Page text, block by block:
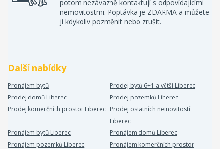
potom nezávazně kontaktují s odpovídajícími
nemovitostmi. Poptávka je ZDARMA a můžete
ji kdykoliv pozměnit nebo zrušit.
Další nabídky
Pronájem bytů
Prodej bytů 6+1 a větší Liberec
Prodej domů Liberec
Prodej pozemků Liberec
Prodej komerčních prostor Liberec Prodej ostatních nemovitostí
Liberec
Pronájem bytů Liberec
Pronájem domů Liberec
Pronájem pozemků Liberec
Pronájem komerčních prostor